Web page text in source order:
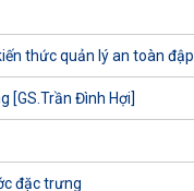
thức quản lý an toàn đập
[GS.Trần Đình Hợi]
đặc trưng